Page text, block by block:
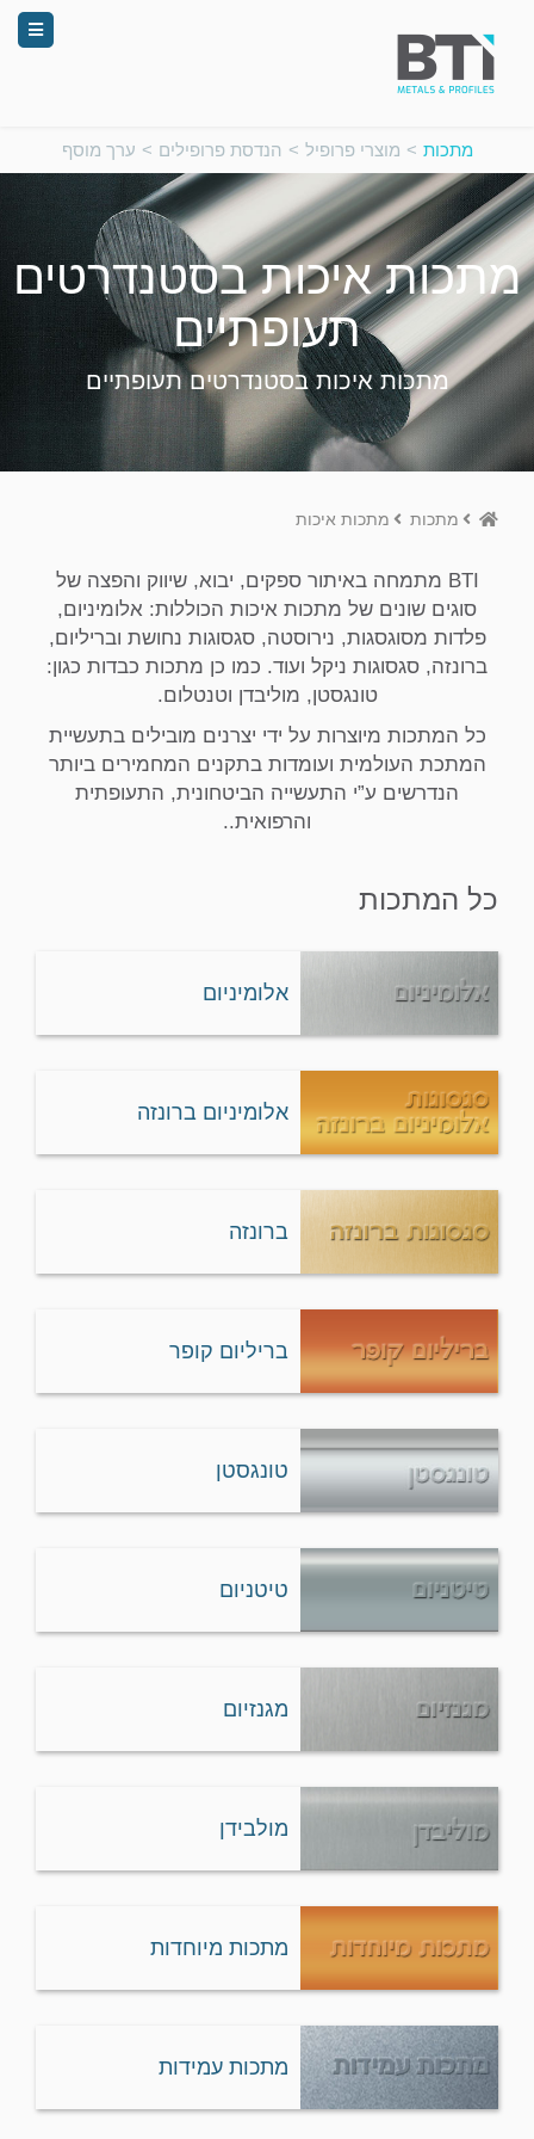
מתכות > מוצרי פרופיל > הנדסת פרופילים > ערך מוסף
מתכות איכות בסטנדרטים
תעופתיים
מתכות איכות בסטנדרטים תעופתיים
Homeמתכות מתכות איכות
BTI מתמחה באיתור ספקים, יבוא, שיווק והפצה של
סוגים שונים של מתכות איכות הכוללות: אלומיניום,
פלדות מסוגסגות, נירוסטה, סגסוגות נחושת ובריליום,
ברונזה, סגסוגות ניקל ועוד. כמו כן מתכות כבדות כגון:
טונגסטן, מוליבדן וטנטלום.
כל המתכות מיוצרות על ידי יצרנים מובילים בתעשיית
המתכת העולמית ועומדות בתקנים המחמירים ביותר
הנדרשים ע”י התעשייה הביטחונית, התעופתית
והרפואית..
כל המתכות
אלומיניום
אלומיניום ברונזה
ברונזה
בריליום קופר
טונגסטן
טיטניום
מגנזיום
מולבידן
מתכות מיוחדות
מתכות עמידות